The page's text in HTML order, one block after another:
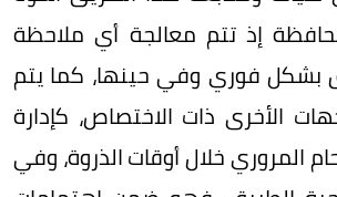
إذ تتم معالجة أي ملاحظة
بشكل فوري وفي حينها، كما يتم
الأخرى ذات الاختصاص، كإدارة
المروري خلال أوقات الذروة، وفي